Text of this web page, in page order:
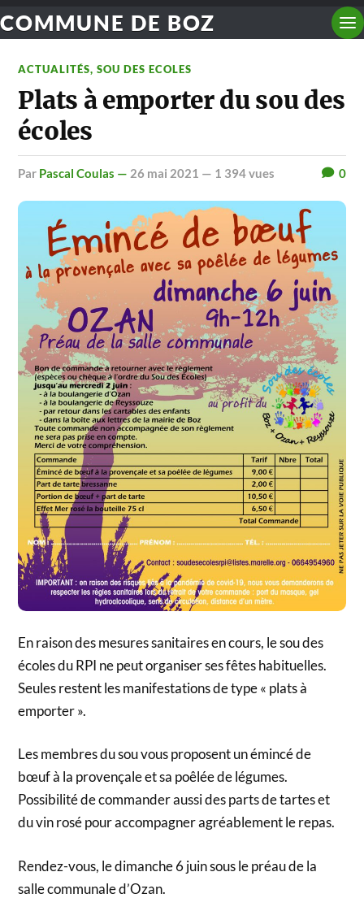
COMMUNE DE BOZ
ACTUALITÉS,SOU DES ECOLES
Plats à emporter du sou des
écoles
par Pascal Coulas — 26 mai 2021 — 1 394 vues 0
En raison des mesures sanitaires en cours, le sou des
écoles du RPI ne peut organiser ses fêtes habituelles.
Seules restent les manifestations de type « plats à
emporter ».
Les membres du sou vous proposent un émincé de
bœuf à la provençale et sa poêlée de légumes.
Possibilité de commander aussi des parts de tartes et
du vin rosé pour accompagner agréablement le repas.
Rendez-vous, le dimanche 6 juin sous le préau de la
salle communale d’Ozan.